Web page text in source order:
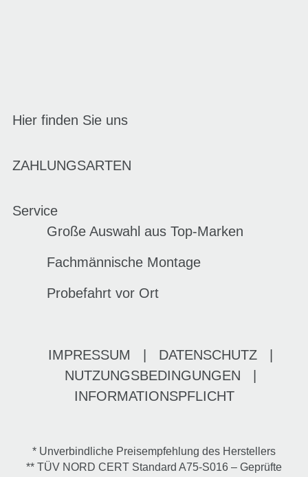
Hier finden Sie uns
ZAHLUNGSARTEN
Service
Große Auswahl aus Top-Marken
Fachmännische Montage
Probefahrt vor Ort
IMPRESSUM DATENSCHUTZ
NUTZUNGSBEDINGUNGEN
INFORMATIONSPFLICHT
* Unverbindliche Preisempfehlung des Herstellers
** TÜV NORD CERT Standard A75-S016 – Geprüfte